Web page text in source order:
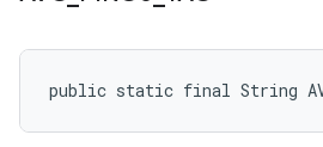
public static final String